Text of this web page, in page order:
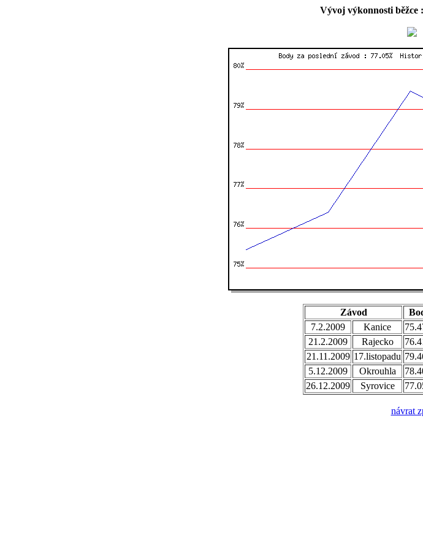
Vývoj výkonnosti běžce :
Závod
7.2.2009
Kanice
21.2.2009
Rajecko
21.11.2009 17.listopadu
5.12.2009
Okrouhla
26.12.2009
Syrovice
návrat